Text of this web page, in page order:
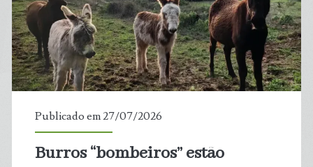
uma
revolução
do
em
Publicado em 27/07/2026
Burros “bombeiros” estão